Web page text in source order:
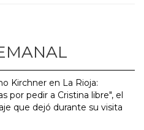
Kirchner en La Rioja:
por pedir a Cristina libre", el
que dejó durante su visita